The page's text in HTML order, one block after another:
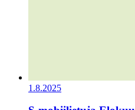
1.8.2025